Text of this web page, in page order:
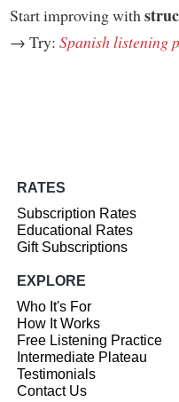
Start improving with
→ Try: Spanish listening
RATES
Subscription Rates
Educational Rates
Gift Subscriptions
EXPLORE
Who It's For
How It Works
Free Listening Practice
Intermediate Plateau
Testimonials
Contact Us